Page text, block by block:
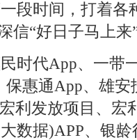
段时间，打着各
信“好日子马上
时代App、一带
惠通App、雄
利发放项目、宏
数据)APP、银